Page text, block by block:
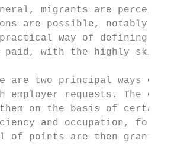
migrants are
are possible, notably
practical way of defining
paid, with the highly
two principal ways of
employer requests. The
on the basis of certain
and occupation, for
of points are then